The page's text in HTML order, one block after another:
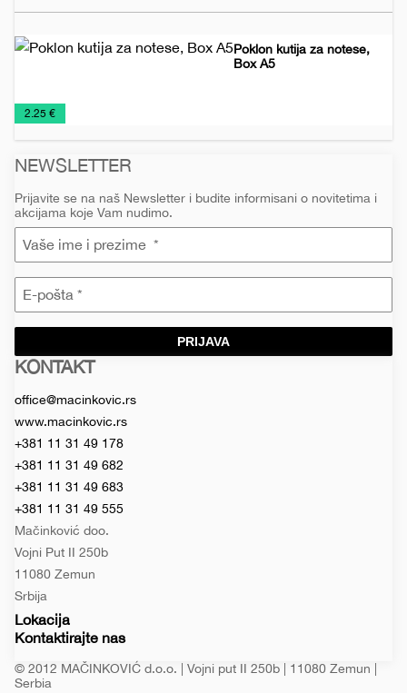
Poklon kutija za notese,
Box A5
Notesi
Poslovni
setovi
Rokovnici
2026
2.25 €
NEWSLETTER
Prijavite se na naš Newsletter i budite informisani o novitetima i
akcijama koje Vam nudimo.
PRIJAVA
Macinkovic
Macinkovic
https://www.macinkovic.rs/wp-
KONTAKT
office@macinkovic.rs
www.macinkovic.rs
+381 11 31 49 178
+381 11 31 49 682
+381 11 31 49 683
+381 11 31 49 555
Mačinković doo.
Vojni Put II 250b
11080 Zemun
Srbija
Lokacija
Kontaktirajte nas
© 2012 MAČINKOVIĆ d.o.o. | Vojni put II 250b | 11080 Zemun |
Serbia